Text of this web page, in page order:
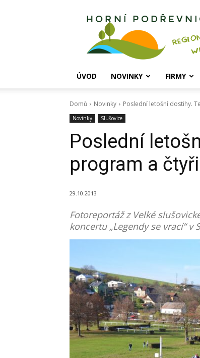
Horní
ÚVOD NOVINKY FIRMY
Domů Novinky Poslední letošní dostihy.
Novinky Slušovice
Poslední
program a
29.10.2013
Fotoreportáž z Velké
koncertu „Legendy se vrací“ v